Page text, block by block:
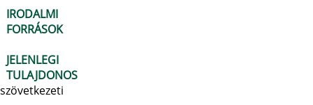
IRODALMI
FORRÁSOK
JELENLEGI
TULAJDONOS
szövetkezeti